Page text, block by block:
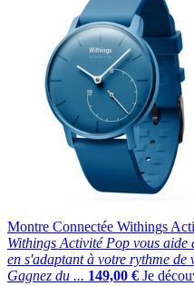
Montre Connectée Withings
Withings Activité Pop vous aide
en s'adaptant à votre rythme de
Gagnez du ... 149,00 € Je